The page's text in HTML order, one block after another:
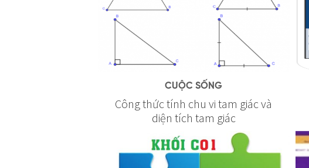
CUỘC SỐNG
Công thức tính chu vi tam giác và
diện tích tam giác